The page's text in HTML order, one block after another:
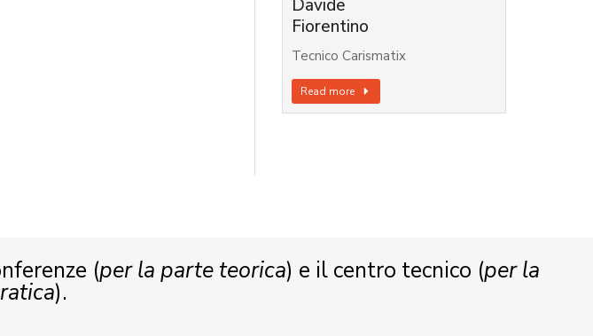
Davide
Fiorentino
Tecnico Carismatix
Read more
(per la parte teorica) e il centro tecnico (per la
).